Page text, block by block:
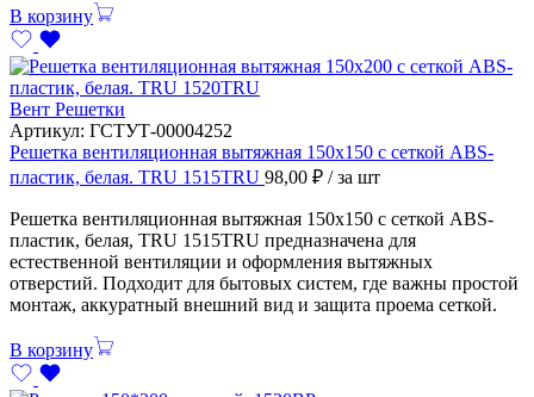
В корзину
Вент Решетки
Артикул: ГСТУТ-00004252
Решетка вентиляционная вытяжная 150х150 с сеткой ABS-
пластик, белая. TRU 1515TRU 98,00 ₽ / за шт
Решетка вентиляционная вытяжная 150х150 с сеткой ABS-
пластик, белая, TRU 1515TRU предназначена для
естественной вентиляции и оформления вытяжных
отверстий. Подходит для бытовых систем, где важны простой
монтаж, аккуратный внешний вид и защита проема сеткой.
В корзину